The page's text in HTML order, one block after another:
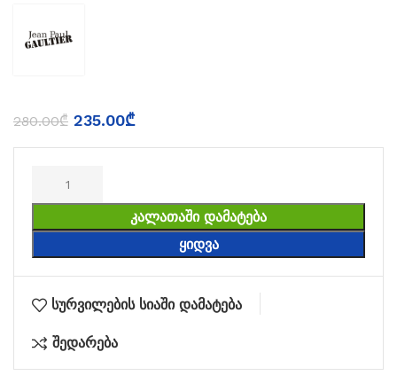
280.00₾ 235.00₾
ᲙᲐᲚᲐᲗᲐᲨᲘ ᲓᲐᲛᲐᲢᲔᲑᲐ
ᲧᲘᲓᲕᲐ
სურვილების სიაში დამატება
შედარება